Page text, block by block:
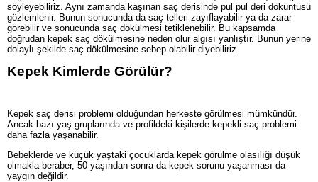
söyleyebiliriz. Aynı zamanda kaşınan saç derisinde pul pul deri döküntüsü
gözlemlenir. Bunun sonucunda da saç telleri zayıflayabilir ya da zarar
görebilir ve sonucunda saç dökülmesi tetiklenebilir. Bu kapsamda
doğrudan kepek saç dökülmesine neden olur algısı yanlıştır. Bunun yerine
dolaylı şekilde saç dökülmesine sebep olabilir diyebiliriz.
Kepek Kimlerde Görülür?
Kepek saç derisi problemi olduğundan herkeste görülmesi mümkündür.
Ancak bazı yaş gruplarında ve profildeki kişilerde kepekli saç problemi
daha fazla yaşanabilir.
Bebeklerde ve küçük yaştaki çocuklarda kepek görülme olasılığı düşük
olmakla beraber, 50 yaşından sonra da kepek sorunu yaşanması da
yaygın değildir.